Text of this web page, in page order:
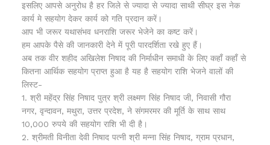
इसलिए आपसे अनुरोध है हर जिले से ज्यादा से ज्यादा साथी सीघ्र इस नेक
कार्य मे सहयोग देकर कार्य को गति प्रदान करें।
आप भी जरूर यथासंभव धनराशि जरूर भेजेने का कष्ट करें।
हम आपके पैसे की जानकारी देने में पूरी पारदर्शिता रखे हुए हैं।
अब तक वीर शहीद अखिलेश निषाद की निर्माधीन समाधी के लिए कहाँ कहाँ से
कितना आर्थिक सहयोग प्राप्त हुआ है यह है सहयोग राशि भेजने वालों की
लिस्ट-
1. श्री महेंद्र सिंह निषाद पुत्र श्री लक्ष्मण सिंह निषाद जी, निवासी गौरा
नगर, वृन्दावन, मथुरा, उत्तर प्रदेश, ने संगमरमर की मूर्ति के साथ साथ
10,000 रुपये की सहयोग राशि भी दी है।
2. श्रीमती विनीता देवी निषाद पत्नी श्री मन्ना सिंह निषाद, ग्राम प्रधान,